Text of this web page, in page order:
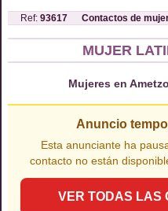
Ref: 93617 Contactos de
MUJER
Mujeres en
Anuncio
Esta anunciante ha
contacto no están
VER TODAS LAS